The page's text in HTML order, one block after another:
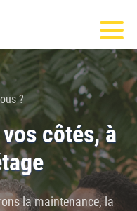
?
côtés, à
la maintenance, la